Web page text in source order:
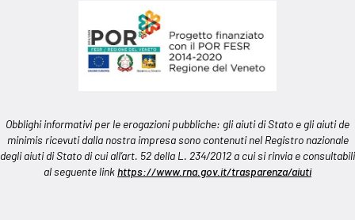
Obblighi informativi per le erogazioni pubbliche: gli aiuti di Stato e gli aiuti de
minimis ricevuti dalla nostra impresa sono contenuti nel Registro nazionale
degli aiuti di Stato di cui all’art. 52 della L. 234/2012 a cui si rinvia e consultabili
al seguente linkhttps://www.rna.gov.it/trasparenza/aiuti